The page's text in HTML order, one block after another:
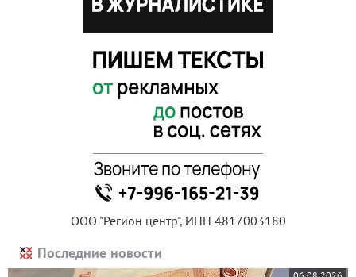
ООО "Регион центр", ИНН 4817003180
Последние новости